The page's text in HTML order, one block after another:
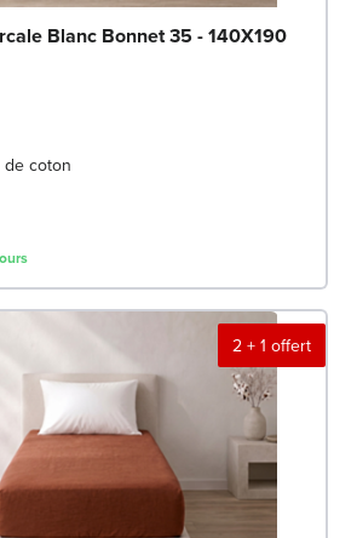
Blanc Bonnet 35 - 140X190
de coton
2 + 1 offert